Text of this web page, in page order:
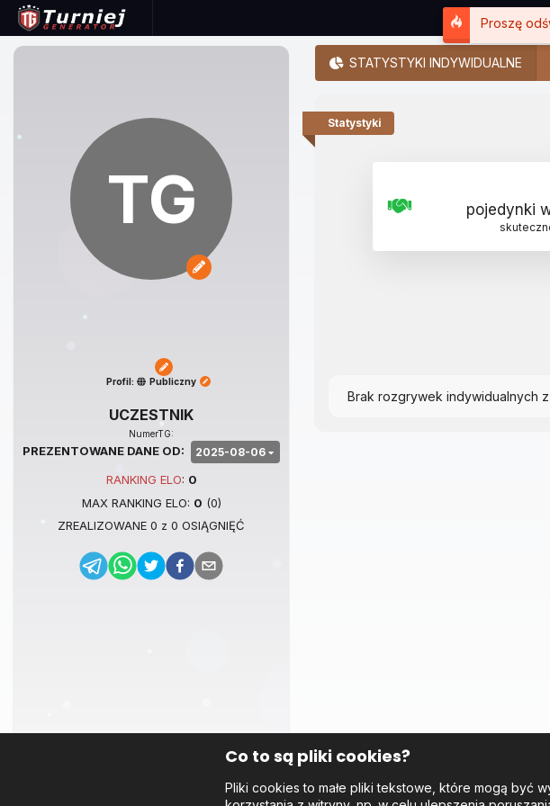
TG
Profil: Publiczny
UCZESTNIK
NumerTG:
PREZENTOWANE DANE OD: 2025-08-06
RANKING ELO: 0
MAX RANKING ELO: 0 (0)
ZREALIZOWANE 0 z 0 OSIĄGNIĘĆ
STATYSTYKI INDYWIDUALNE
Statystyki
pojedynki
Brak rozgrywek indywidualnych
Co to są pliki cookies?
Pliki cookies to małe pliki tekstowe, które mogą być
Proszę